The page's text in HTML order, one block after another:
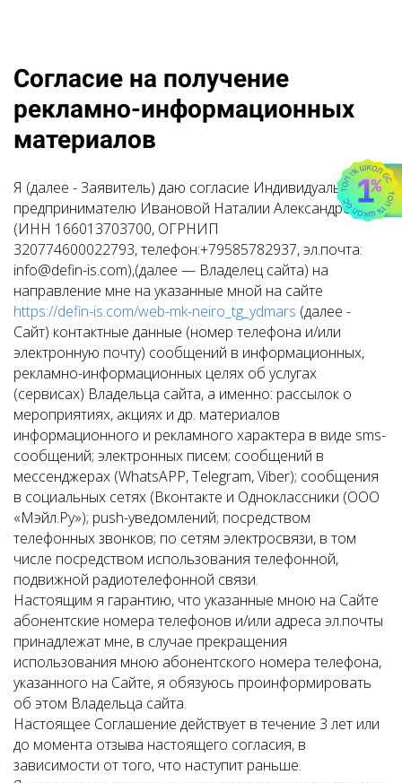
Согласие на получение
рекламно-информационных
материалов
Я (далее - Заявитель) даю согласие Индивидуальному
предпринимателю Ивановой Наталии Александровне
(ИНН 166013703700, ОГРНИП
320774600022793, телефон:+79585782937, эл.почта:
info@defin-is.com),(далее — Владелец сайта) на
направление мне на указанные мной на сайте
https://defin-is.com/web-mk-neiro_tg_ydmars (далее -
Сайт) контактные данные (номер телефона и/или
электронную почту) сообщений в информационных,
рекламно-информационных целях об услугах
(сервисах) Владельца сайта, а именно: рассылок о
мероприятиях, акциях и др. материалов
информационного и рекламного характера в виде sms-
сообщений; электронных писем; сообщений в
мессенджерах (WhatsAPP, Telegram, Viber); сообщения
в социальных сетях (Вконтакте и Одноклассники (ООО
«Мэйл.Ру»); push-уведомлений; посредством
телефонных звонков; по сетям электросвязи, в том
числе посредством использования телефонной,
подвижной радиотелефонной связи.
Настоящим я гарантию, что указанные мною на Сайте
абонентские номера телефонов и/или адреса эл.почты
принадлежат мне, в случае прекращения
использования мною абонентского номера телефона,
указанного на Сайте, я обязуюсь проинформировать
об этом Владельца сайта.
Настоящее Соглашение действует в течение 3 лет или
до момента отзыва настоящего согласия, в
зависимости от того, что наступит раньше.